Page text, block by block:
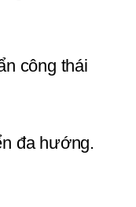
công thái
đa hướng.